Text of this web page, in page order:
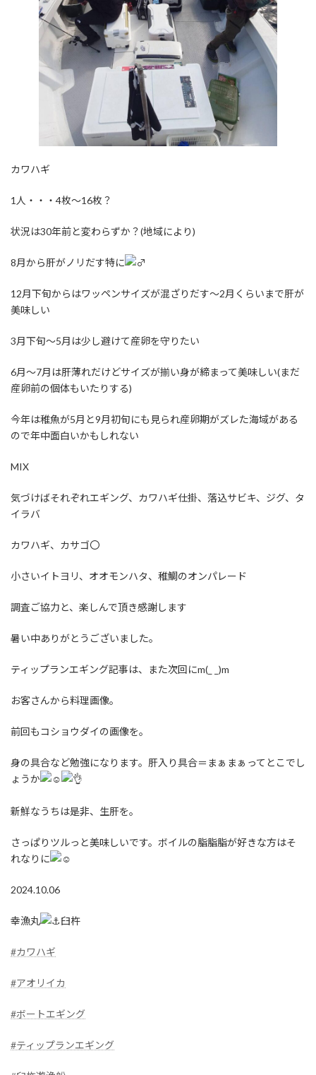
カワハギ
1人・・・4枚～16枚？
状況は30年前と変わらずか？(地域により)
8月から肝がノリだす特に
12月下旬からはワッペンサイズが混ざりだす～2月くらいまで肝が
美味しい
3月下旬～5月は少し避けて産卵を守りたい
6月～7月は肝薄れだけどサイズが揃い身が締まって美味しい(まだ
産卵前の個体もいたりする)
今年は稚魚が5月と9月初旬にも見られ産卵期がズレた海域がある
ので年中面白いかもしれない
MIX
気づけばそれぞれエギング、カワハギ仕掛、落込サビキ、ジグ、タ
イラバ
カワハギ、カサゴ〇
小さいイトヨリ、オオモンハタ、稚鯛のオンパレード
調査ご協力と、楽しんで頂き感謝します
暑い中ありがとうございました。
ティップランエギング記事は、また次回にm(_ _)m
お客さんから料理画像。
前回もコショウダイの画像を。
身の具合など勉強になります。肝入り具合＝まぁまぁってとこでし
ょうか
新鮮なうちは是非、生肝を。
さっぱりツルっと美味しいです。ボイルの脂脂脂が好きな方はそ
れなりに
2024.10.06
幸漁丸 臼杵
#カワハギ
#アオリイカ
#ボートエギング
#ティップランエギング